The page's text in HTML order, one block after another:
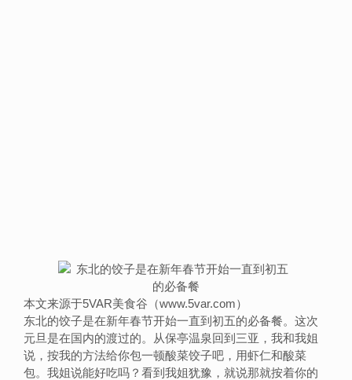
本文来源于5VAR美食谷（www.5var.com）
东北的饺子是在新年春节开始一直到初五的必备餐。这次
元旦是在国内的渡过的。从保亭温泉回到三亚，我和我姐
说，按我的方法给你包一顿酸菜饺子吧，用虾仁和酸菜
包。我姐说能好吃吗？看到我姐犹豫，就说那就按着你的